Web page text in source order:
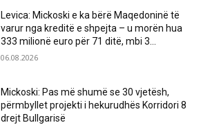
Levica: Mickoski e ka bërë Maqedoninë të
varur nga kreditë e shpejta – u morën hua
333 milionë euro për 71 ditë, mbi 3...
06.08.2026
Mickoski: Pas më shumë se 30 vjetësh,
përmbyllet projekti i hekurudhës Korridori 8
drejt Bullgarisë